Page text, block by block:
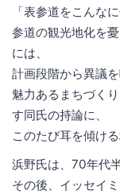
「表参道をこんな
参道の観光地化を
には、
計画段階から異議を
魅力あるまちづく
す同氏の持論に、
このたび耳を傾け
浜野氏は、70年代
その後、イッセイ